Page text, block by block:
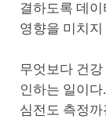
결하도록 데
영향을 미치
무엇보다 건
인하는 일이
심전도 측정